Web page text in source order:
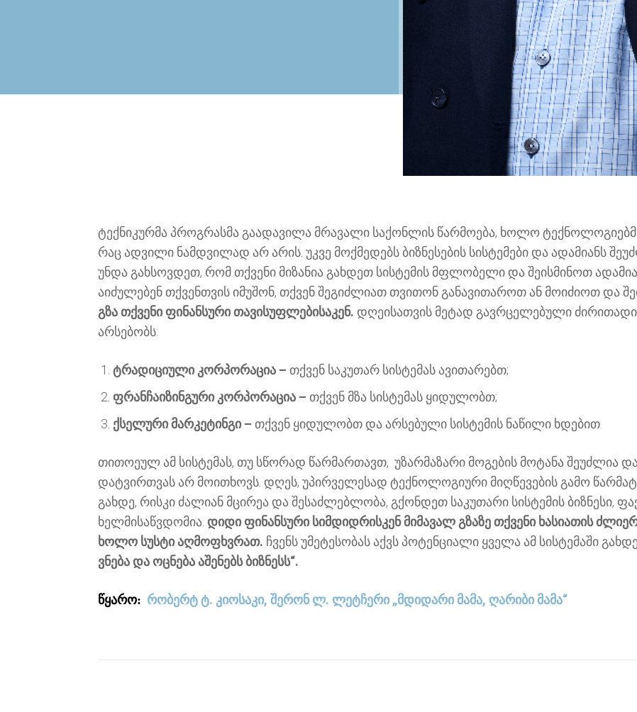
ტექნიკურმა პროგრასმა გაადავილა მრავალი საქონლის წარმოება, ხოლო
რაც ადვილი ნამდვილად არ არის. უკვე მოქმედებს ბიზნესების სისტემები და ადამიანს
უნდა გახსოვდეთ, რომ თქვენი მიზანია გახდეთ სისტემის მფლობელი და შეისმინოთ
აიძულებენ თქვენთვის იმუშონ, თქვენ შეგიძლიათ თვითონ განავითაროთ ან მოიძიოთ და
გზა თქვენი ფინანსური თავისუფლებისაკენ. დღეისათვის მეტად გავრცელებული ძირითადი
არსებობს:
ტრადიციული კორპორაცია – თქვენ საკუთარ სისტემას ავითარებთ;
ფრანჩაიზინგური კორპორაცია – თქვენ მზა სისტემას ყიდულობთ;
ქსელური მარკეტინგი – თქვენ ყიდულობთ და არსებული სისტემის ნაწილი ხდებით.
თითოეულ ამ სისტემას, თუ სწორად წარმართავთ, უზარმაზარი მოგების მოტანა შეუძლია
დატვირთვას არ მოითხოვს. დღეს, უპირველესად ტექნოლოგიური მიღწევების გამო
გახდე, რისკი ძალიან მცირეა და შესაძლებლობა, გქონდეთ საკუთარი სისტემის ბიზნესი,
ხელმისაწვდომია. დიდი ფინანსური სიმდიდრისკენ მიმავალ გზაზე თქვენი ხასიათის
ხოლო სუსტი აღმოფხვრათ. ჩვენს უმეტესობას აქვს პოტენციალი ყველა ამ სისტემაში
ვნება და ოცნება აშენებს ბიზნესს“.
წყარო: რობერტ ტ. კიოსაკი, შერონ ლ. ლეტჩერი „მდიდარი მამა, ღარიბი მამა“